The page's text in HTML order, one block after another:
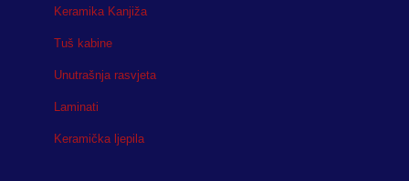
Keramika Kanjiža
Tuš kabine
Unutrašnja rasvjeta
Laminati
Keramička ljepila